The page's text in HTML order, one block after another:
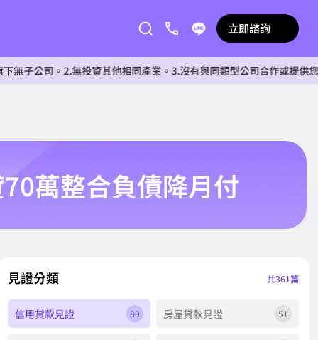
立即諮詢
無投資其他相同產業。3.沒有與同類型公司合作或提供您個人相
萬整合負債降月付
見證分類 共361篇
信用貸款見證 80 房屋貸款見證 51